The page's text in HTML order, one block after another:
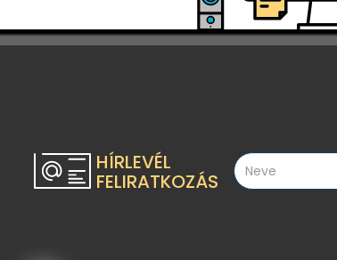
HÍRLEVÉL
FELIRATKOZÁS